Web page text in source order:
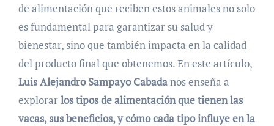
de alimentación que reciben estos animales no solo
es fundamental para garantizar su salud y
bienestar, sino que también impacta en la calidad
del producto final que obtenemos. En este artículo,
Luis Alejandro Sampayo Cabadanos enseña a
explorarlos tipos de alimentación que tienen las
vacas, sus beneficios, y cómo cada tipo influye en la